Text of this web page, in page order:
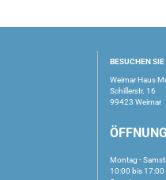
BESUCHEN SIE
Weimar Haus
Schillerstr. 16
99423 Weimar
Montag -
10:00 bis 17:00